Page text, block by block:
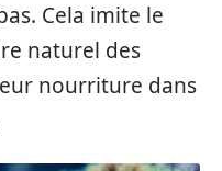
Cela imite le
naturel des
nourriture dans